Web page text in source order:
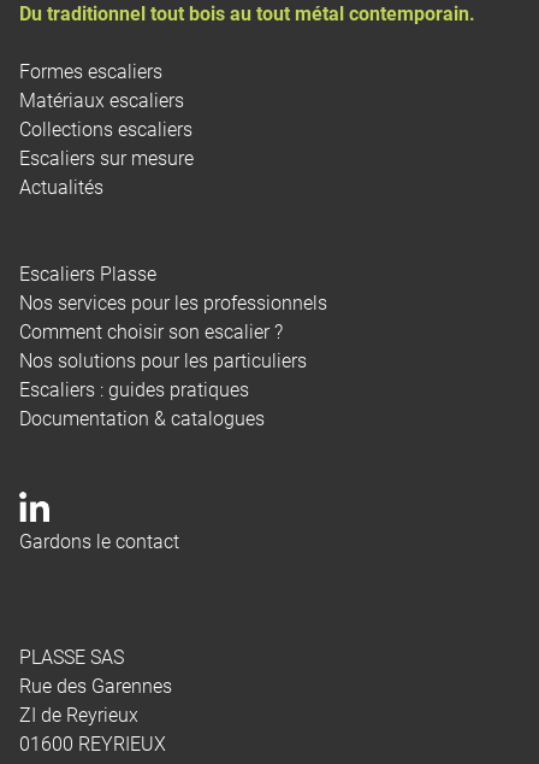
Du traditionnel tout bois au tout métal contemporain.
Formes escaliers
Matériaux escaliers
Collections escaliers
Escaliers sur mesure
Actualités
Escaliers Plasse
Nos services pour les professionnels
Comment choisir son escalier ?
Nos solutions pour les particuliers
Escaliers : guides pratiques
Documentation & catalogues
Gardons le contact
PLASSE SAS
Rue des Garennes
ZI de Reyrieux
01600 REYRIEUX